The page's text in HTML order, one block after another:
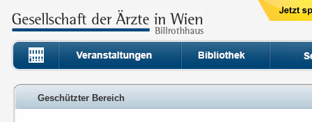
Geschützter Bereich